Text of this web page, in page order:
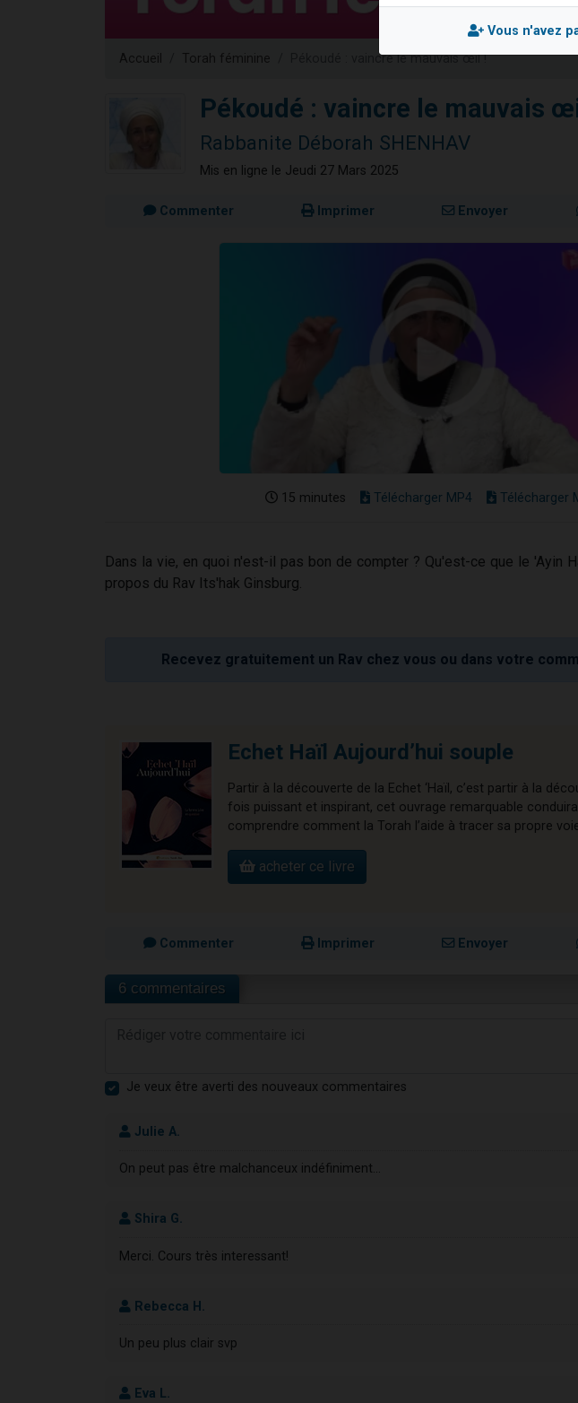
Ariel vient de donner son Maasser
Il reste 49 places pour étudier en groupe
6 personnes viennent de faire un don pour
Accueil Torah féminine Pékoudé : vaincre le mauvais œil !
Pékoudé : vaincre le mauvais
Rabbanite Déborah SHENHAV
Mis en ligne le Jeudi 27 Mars 2025
Commenter Imprimer Envoyer
15 minutes Télécharger MP4 Télécharger
Dans la vie, en quoi n'est-il pas bon de compter ? Qu'est-ce que le 'Ayin
propos du Rav Its'hak Ginsburg.
Recevez gratuitement un Rav chez vous ou dans votre
Echet Haïl Aujourd’hui souple
Partir à la découverte de la Echet ‘Haïl, c’est partir à la
fois puissant et inspirant, cet ouvrage remarquable
comprendre comment la Torah l’aide à tracer sa propre
acheter ce livre
Commenter Imprimer Envoyer
6 commentaires
Je veux être averti des nouveaux commentaires
Julie A.
On peut pas être malchanceux indéfiniment...
Shira G.
Merci. Cours très interessant!
Rebecca H.
Un peu plus clair svp
Eva L.
Vous n'avez